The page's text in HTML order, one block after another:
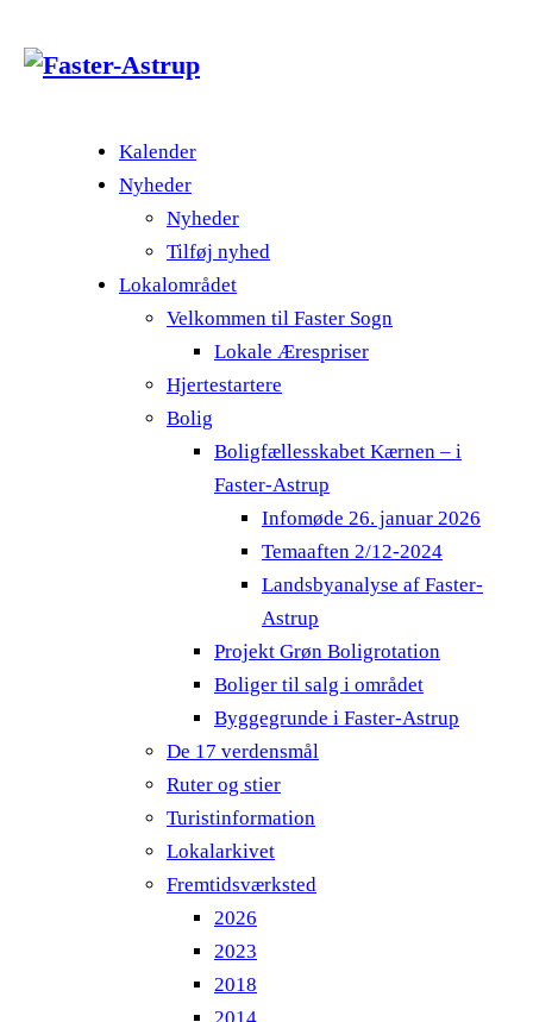
Kalender
Nyheder
Nyheder
Tilføj nyhed
Lokalområdet
Velkommen til Faster Sogn
Lokale Ærespriser
Hjertestartere
Bolig
Boligfællesskabet Kærnen – i
Faster-Astrup
Infomøde 26. januar 2026
Temaaften 2/12-2024
Landsbyanalyse af Faster-
Astrup
Projekt Grøn Boligrotation
Boliger til salg i området
Byggegrunde i Faster-Astrup
De 17 verdensmål
Ruter og stier
Turistinformation
Lokalarkivet
Fremtidsværksted
2026
2023
2018